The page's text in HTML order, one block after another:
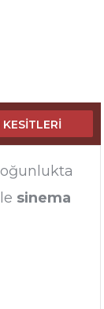
KESITLERI
sinema